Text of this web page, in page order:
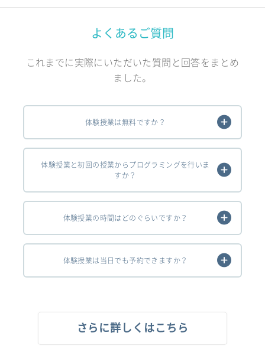
よくあるご質問
これまでに実際にいただいた質問と回答をまとめ
ました。
体験授業は無料ですか？
体験授業と初回の授業からプログラミングを行いま
すか？
体験授業の時間はどのぐらいですか？
体験授業は当日でも予約できますか？
さらに詳しくはこちら